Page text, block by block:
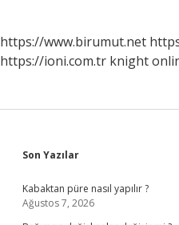
https://www.birumut.net
https://ioni.com.tr knight
Sidebar
Son Yazılar
Kabaktan püre nasıl yapılır ?
Ağustos 7, 2026